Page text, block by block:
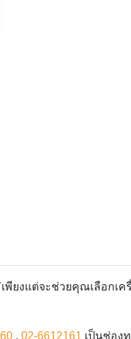
พียงแต่จะช่วยคุณเลือก
, 02-6612161 เป็นช่อง